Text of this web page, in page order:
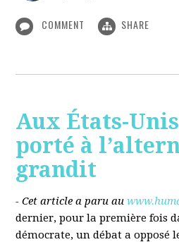
COMMENT SHARE
Aux États-
porté à
grandit
- Cet article a paru au
dernier, pour la première fois
démocrate, un débat a opposé